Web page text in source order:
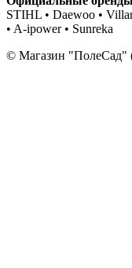
STIHL • Daewoo •
• A-ipower • Sunreka
© Магазин "ПолеСад"